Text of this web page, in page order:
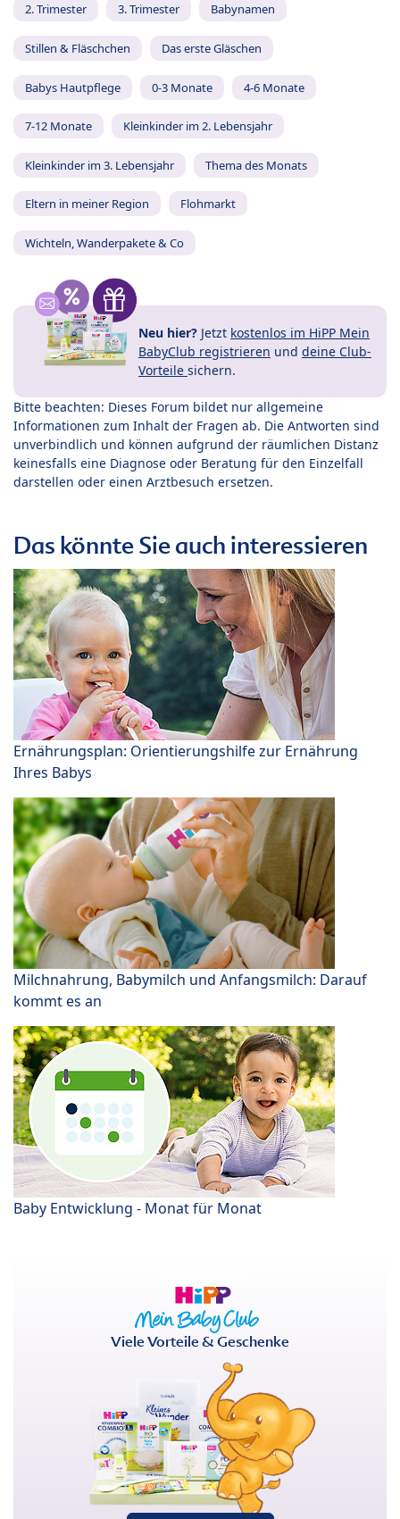
2. Trimester 3. Trimester Babynamen
Stillen & Fläschchen Das erste Gläschen
Babys Hautpflege 0-3 Monate 4-6 Monate
7-12 Monate Kleinkinder im 2. Lebensjahr
Kleinkinder im 3. Lebensjahr Thema des Monats
Eltern in meiner Region Flohmarkt
Wichteln, Wanderpakete & Co
Neu hier? Jetzt kostenlos im HiPP Mein
BabyClub registrieren und deine Club-
Vorteile sichern.
Bitte beachten: Dieses Forum bildet nur allgemeine
Informationen zum Inhalt der Fragen ab. Die Antworten sind
unverbindlich und können aufgrund der räumlichen Distanz
keinesfalls eine Diagnose oder Beratung für den Einzelfall
darstellen oder einen Arztbesuch ersetzen.
Das könnte Sie auch interessieren
Ernährungsplan: Orientierungshilfe zur Ernährung
Ihres Babys
Milchnahrung, Babymilch und Anfangsmilch: Darauf
kommt es an
Baby Entwicklung - Monat für Monat
Viele Vorteile & Geschenke